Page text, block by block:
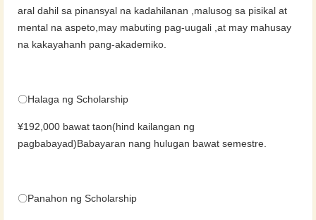
aral dahil sa pinansyal na kadahilanan ,malusog sa pisikal at
mental na aspeto,may mabuting pag-uugali ,at may mahusay
na kakayahanh pang-akademiko.
〇Halaga ng Scholarship
¥192,000 bawat taon(hind kailangan ng
pagbabayad)Babayaran nang hulugan bawat semestre.
〇Panahon ng Scholarship